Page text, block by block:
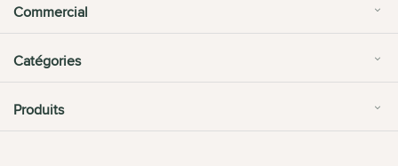
Commercial
Catégories
Produits